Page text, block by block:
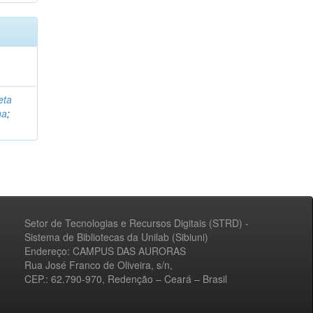
;
Setor de Tecnologias e Recursos Digitais (STRD) -
Sistema de Bibliotecas da Unilab (Sibiuni)
Endereço: CAMPUS DAS AURORAS
Rua José Franco de Oliveira, s/n,
CEP.: 62.790-970, Redenção – Ceará – Brasil